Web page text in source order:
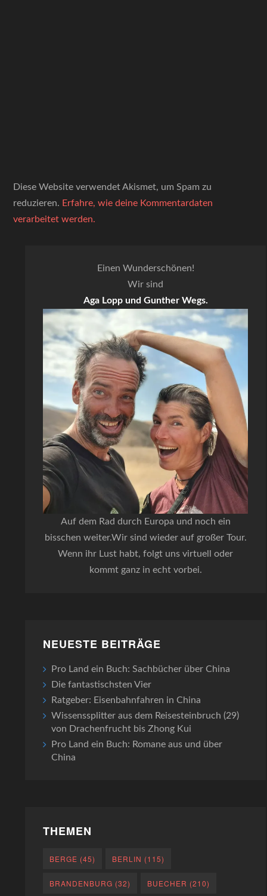
Diese Website verwendet Akismet, um Spam zu
reduzieren. Erfahre, wie deine Kommentardaten
verarbeitet werden.
Einen Wunderschönen!
Wir sind
Aga Lopp und Gunther Wegs.
Auf dem Rad durch Europa und noch ein
bisschen weiter.Wir sind wieder auf großer Tour.
Wenn ihr Lust habt, folgt uns virtuell oder
kommt ganz in echt vorbei.
NEUESTE BEITRÄGE
Pro Land ein Buch: Sachbücher über China
Die fantastischsten Vier
Ratgeber: Eisenbahnfahren in China
Wissenssplitter aus dem Reisesteinbruch (29)
von Drachenfrucht bis Zhong Kui
Pro Land ein Buch: Romane aus und über
China
THEMEN
BERGE (45) BERLIN (115)
BRANDENBURG (32) BUECHER (210)